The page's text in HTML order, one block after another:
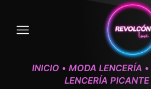
INICIO • MODA LENCERÍA •
LENCERÍA PICANTE